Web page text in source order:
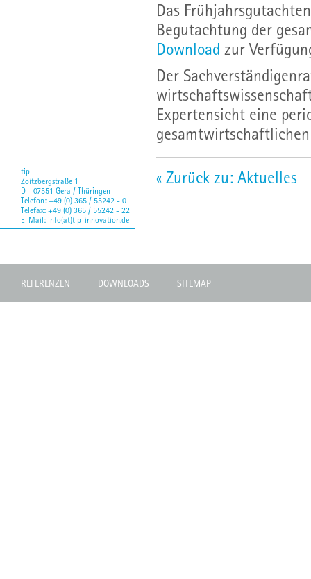
tip
Zoitzbergstraße 1
D - 07551 Gera / Thüringen
Telefon: +49 (0) 365 / 55242 - 0
Telefax: +49 (0) 365 / 55242 - 22
E-Mail: info(at)tip-innovation.de
Das
Begutachtung der
Download zur
Der
Expertensicht eine
« Zurück zu: Aktuelles
REFERENZEN DOWNLOADS SITEMAP